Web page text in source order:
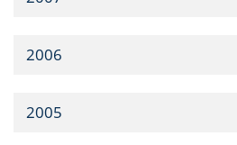
2006
2005